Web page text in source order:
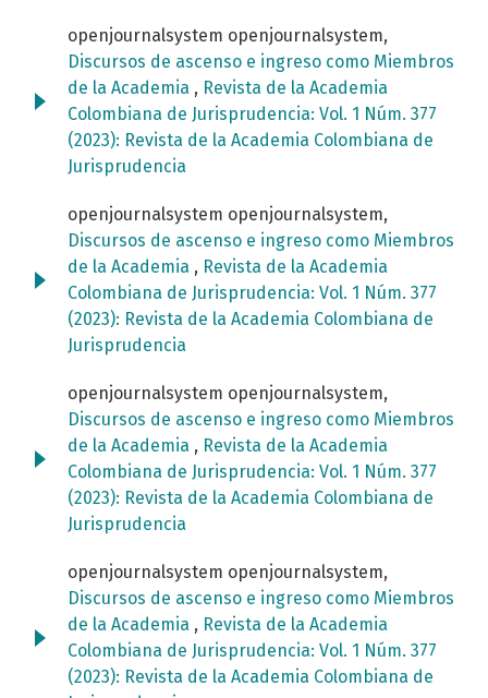
openjournalsystem openjournalsystem,
Discursos de ascenso e ingreso como Miembros
de la Academia , Revista de la Academia
Colombiana de Jurisprudencia: Vol. 1 Núm. 377
(2023): Revista de la Academia Colombiana de
Jurisprudencia
openjournalsystem openjournalsystem,
Discursos de ascenso e ingreso como Miembros
de la Academia , Revista de la Academia
Colombiana de Jurisprudencia: Vol. 1 Núm. 377
(2023): Revista de la Academia Colombiana de
Jurisprudencia
openjournalsystem openjournalsystem,
Discursos de ascenso e ingreso como Miembros
de la Academia , Revista de la Academia
Colombiana de Jurisprudencia: Vol. 1 Núm. 377
(2023): Revista de la Academia Colombiana de
Jurisprudencia
openjournalsystem openjournalsystem,
Discursos de ascenso e ingreso como Miembros
de la Academia , Revista de la Academia
Colombiana de Jurisprudencia: Vol. 1 Núm. 377
(2023): Revista de la Academia Colombiana de